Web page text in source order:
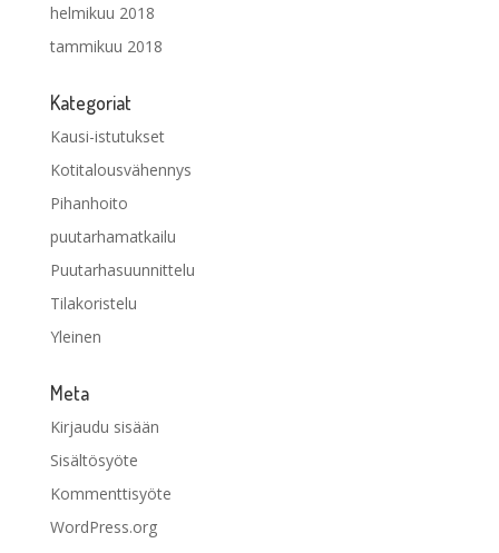
helmikuu 2018
tammikuu 2018
Kategoriat
Kausi-istutukset
Kotitalousvähennys
Pihanhoito
puutarhamatkailu
Puutarhasuunnittelu
Tilakoristelu
Yleinen
Meta
Kirjaudu sisään
Sisältösyöte
Kommenttisyöte
WordPress.org